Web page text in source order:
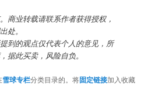
商业转载请联系作者获得授权，
处。
到的观点仅代表个人的意见，所
据此买卖，风险自负。
雪球专栏分类目录的。将固定链接加入收藏